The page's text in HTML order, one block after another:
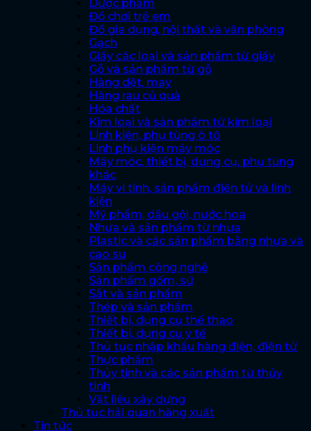
Dược phẩm
Đồ chơi trẻ em
Đồ gia dụng, nội thất và văn phòng
Gạch
Giấy các loại và sản phẩm từ giấy
Gỗ và sản phẩm từ gỗ
Hàng dệt, may
Hàng rau củ quả
Hóa chất
Kim loại và sản phẩm từ kim loại
Linh kiện, phụ tùng ô tô
Linh phụ kiện máy móc
Máy móc, thiết bị, dụng cụ, phụ tùng
khác
Máy vi tính, sản phẩm điện tử và linh
kiện
Mỹ phẩm, dầu gội, nước hoa
Nhựa và sản phẩm từ nhựa
Plastic và các sản phẩm bằng nhựa và
cao su
Sản phẩm công nghệ
Sản phẩm gốm, sứ
Sắt và sản phẩm
Thép và sản phẩm
Thiết bị, dụng cụ thể thao
Thiết bị, dụng cụ y tế
Thủ tục nhập khẩu hàng điện, điện tử
Thực phẩm
Thủy tinh và các sản phẩm từ thủy
tinh
Vật liệu xây dựng
Thủ tục hải quan hàng xuất
Tin tức